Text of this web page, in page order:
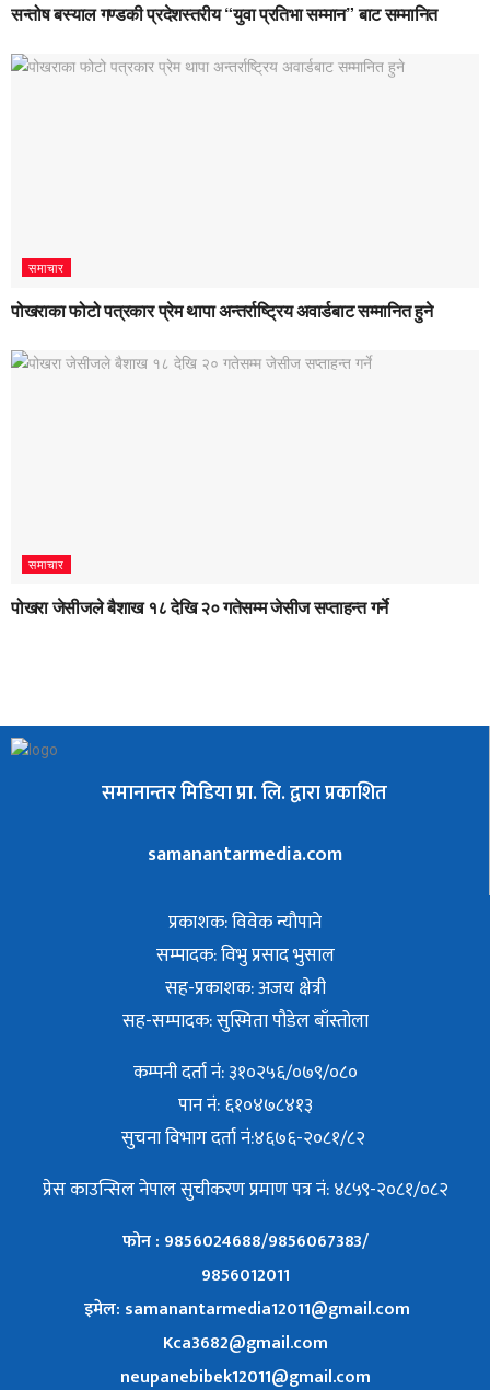
सन्तोष बस्याल गण्डकी प्रदेशस्तरीय “युवा प्रतिभा सम्मान” बाट सम्मानित
समाचार
पोखराका फोटो पत्रकार प्रेम थापा अन्तर्राष्ट्रिय अवार्डबाट सम्मानित हुने
समाचार
पोखरा जेसीजले बैशाख १८ देखि २० गतेसम्म जेसीज सप्ताहन्त गर्ने
समानान्तर मिडिया प्रा. लि. द्वारा प्रकाशित
samanantarmedia.com
प्रकाशक: विवेक न्याैपाने
सम्पादक: विभु प्रसाद भुसाल
सह-प्रकाशक: अजय क्षेत्री
सह-सम्पादक: सुस्मिता पौडेल बाँस्तोला
कम्पनी दर्ता नं: ३१०२५६/०७९/०८०
पान नं: ६१०४७८४१३
सुचना विभाग दर्ता नं:४६७६-२०८१/८२
प्रेस काउन्सिल नेपाल सुचीकरण प्रमाण पत्र नं: ४८५९-२०८१/०८२
फोन : 9856024688/9856067383/
9856012011
इमेल: samanantarmedia12011@gmail.com
Kca3682@gmail.com
neupanebibek12011@gmail.com